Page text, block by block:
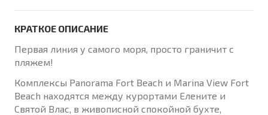
КРАТКОЕ ОПИСАНИЕ
Первая линия у самого моря, просто граничит с
пляжем!
Комплексы Panorama Fort Beach и Marina View Fort
Beach находятся между курортами Елените и
Святой Влас, в живописной спокойной бухте,